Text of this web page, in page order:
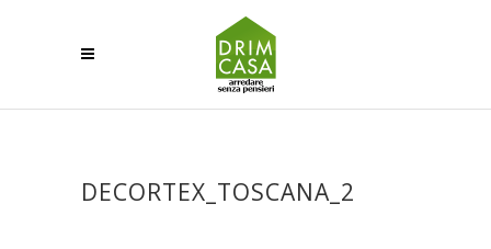
DECORTEX_TOSCANA_2